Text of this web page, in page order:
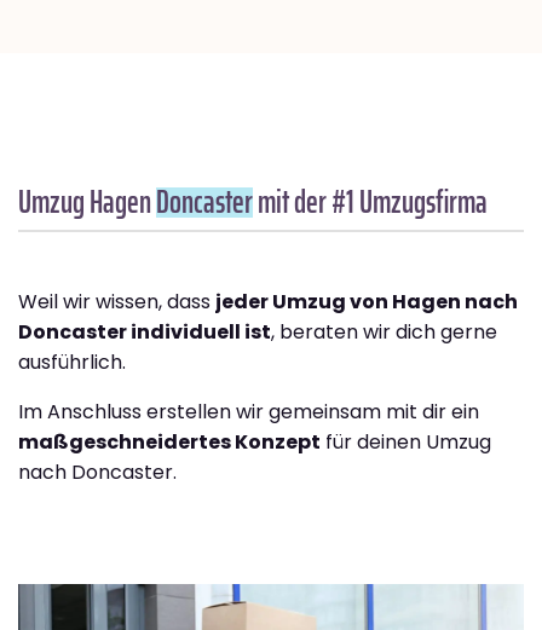
Umzug HagenDoncastermit der #1 Umzugsfirma
Weil wir wissen, dass jeder Umzug von Hagen nach
Doncaster individuell ist, beraten wir dich gerne
ausführlich.
Im Anschluss erstellen wir gemeinsam mit dir ein
maßgeschneidertes Konzept für deinen Umzug
nach Doncaster.